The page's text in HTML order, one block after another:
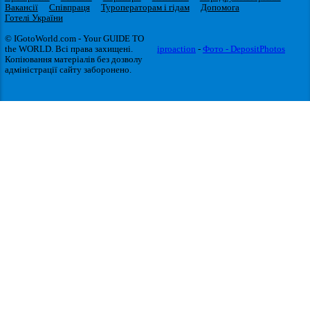
Вакансії
Співпраця Туроператорам і гідам
Допомога
Готелі України
© IGotoWorld.com - Your GUIDE TO
the WORLD. Всі права захищені.
Копіювання матеріалів без дозволу
адміністрації сайту заборонено.
iproaction - Фото - DepositPhotos